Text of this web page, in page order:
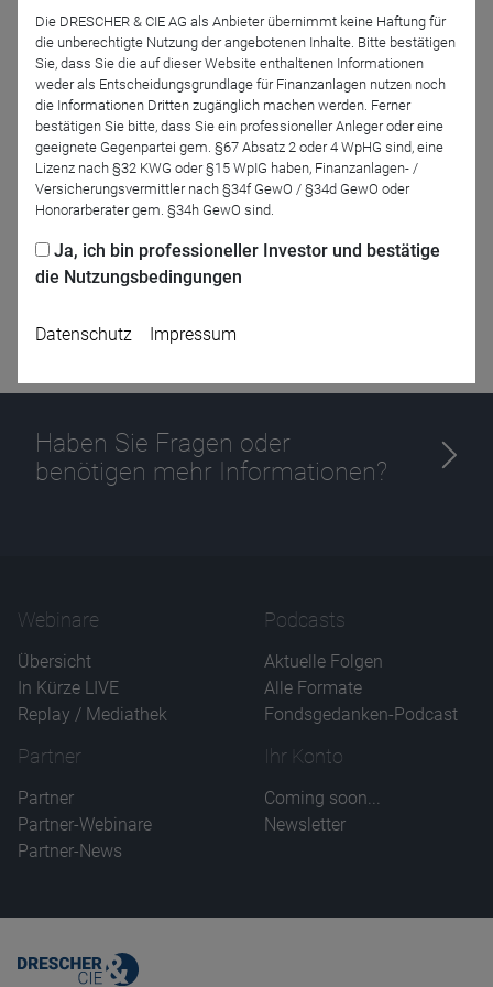
Jetzt für das Partner-Webinar anmelden
Zurück
Haben Sie Fragen oder
benötigen mehr Informationen?
Webinare
Übersicht
In Kürze LIVE
Replay / Mediathek
Podcasts
Aktuelle Folgen
Alle Formate
Fondsgedanken-Podcast
Partner
Partner
Partner-Webinare
Partner-News
Ihr Konto
Coming soon...
Newsletter
Die DRESCHER & CIE AG als Anbieter übernimmt keine Haftung für
die unberechtigte Nutzung der angebotenen Inhalte. Bitte bestätigen
Sie, dass Sie die auf dieser Website enthaltenen Informationen
weder als Entscheidungsgrundlage für Finanzanlagen nutzen noch
die Informationen Dritten zugänglich machen werden. Ferner
bestätigen Sie bitte, dass Sie ein professioneller Anleger oder eine
geeignete Gegenpartei gem. §67 Absatz 2 oder 4 WpHG sind, eine
Lizenz nach §32 KWG oder §15 WpIG haben, Finanzanlagen- /
Versicherungsvermittler nach §34f GewO / §34d GewO oder
Honorarberater gem. §34h GewO sind.
Ja, ich bin professioneller Investor und bestätige
die Nutzungsbedingungen
Datenschutz Impressum
Ablauf